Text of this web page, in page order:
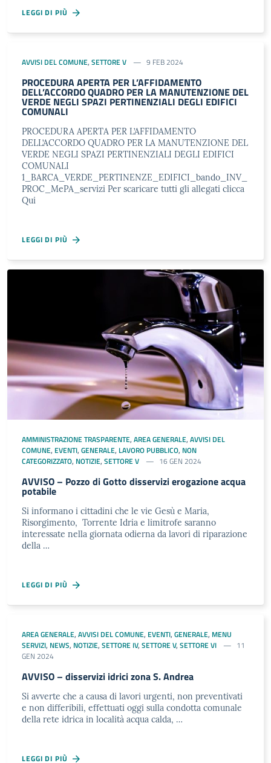
LEGGI DI PIÙ
AVVISI DEL COMUNE, SETTORE V 9 FEB 2024
PROCEDURA APERTA PER L’AFFIDAMENTO
DELL’ACCORDO QUADRO PER LA MANUTENZIONE DEL
VERDE NEGLI SPAZI PERTINENZIALI DEGLI EDIFICI
COMUNALI
PROCEDURA APERTA PER L’AFFIDAMENTO
DELL’ACCORDO QUADRO PER LA MANUTENZIONE DEL
VERDE NEGLI SPAZI PERTINENZIALI DEGLI EDIFICI
COMUNALI
1_BARCA_VERDE_PERTINENZE_EDIFICI_bando_INV_
PROC_MePA_servizi Per scaricare tutti gli allegati clicca
Qui
LEGGI DI PIÙ
AMMINISTRAZIONE TRASPARENTE, AREA GENERALE, AVVISI DEL
COMUNE, EVENTI, GENERALE, LAVORO PUBBLICO, NON
CATEGORIZZATO, NOTIZIE, SETTORE V 16 GEN 2024
AVVISO – Pozzo di Gotto disservizi erogazione acqua
potabile
Si informano i cittadini che le vie Gesù e Maria,
Risorgimento, Torrente Idria e limitrofe saranno
interessate nella giornata odierna da lavori di riparazione
della …
LEGGI DI PIÙ
AREA GENERALE, AVVISI DEL COMUNE, EVENTI, GENERALE, MENU
SERVIZI, NEWS, NOTIZIE, SETTORE IV, SETTORE V, SETTORE VI
11
GEN 2024
AVVISO – disservizi idrici zona S. Andrea
Si avverte che a causa di lavori urgenti, non preventivati
e non differibili, effettuati oggi sulla condotta comunale
della rete idrica in località acqua calda, …
LEGGI DI PIÙ